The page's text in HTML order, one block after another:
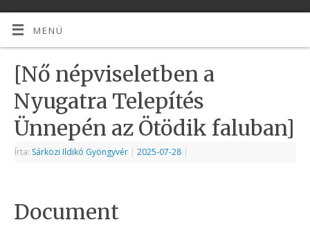
MENÜ
[Nő népviseletben a
Nyugatra Telepítés
Ünnepén az Ötödik faluban]
Írta: Sárközi Ildikó Gyöngyvér | 2025-07-28 |
Document